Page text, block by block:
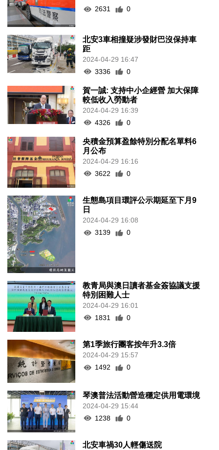
2631
0
北安3車相撞疑涉發財巴沒保持車
距
2024-04-29 16:47
3336
0
賀一誠: 支持中小企經營 加大保障
較低收入勞動者
2024-04-29 16:39
4326
0
央積金預算盈餘特別分配名單料6
月公布
2024-04-29 16:16
3622
0
生態島項目環評公示期延至下月9
日
2024-04-29 16:08
3139
0
教青局與澳日讀者基金簽協議支援
特別困難人士
2024-04-29 16:01
1831
0
第1季旅行團客按年升3.3倍
2024-04-29 15:57
1492
0
琴澳普法活動營造穩定供用電環境
2024-04-29 15:44
1238
0
北安車禍30人輕傷送院